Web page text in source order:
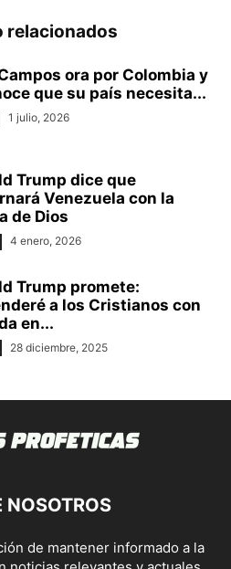
relacionados
ora por Colombia y
que su país necesita...
1 julio, 2026
Trump dice que
Venezuela con la
de Dios
4 enero, 2026
Trump promete:
a los Cristianos con
en...
28 diciembre, 2025
NOSOTROS
de mantener informado a la